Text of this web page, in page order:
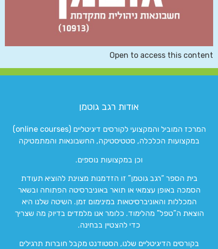
Open to access this content
אודות רגב גוטמן
המרכז המוביל והמקצועי לקורסים דיגיטליים (online courses)
במקצועות הכלכלה, סטטיסטיקה, החשבונאות והמתמטיקה
וכן במקצועות נוספים.
בית הספר “רגב גוטמן” זו הזדמנות מצוינת להוציא תעודת
הסמכה באופן עצמאי או תואר באוניברסיטה הפתוחה ובשאר
המכללות והאוניברסיטאות במינימום זמן. השיטה שלנו היא
הוצאת ה”טפל” מהלימוד. כלומר אנו מלמדים בדיוק מה שצריך
כדי להצטיין בבחינה.
בקורסים הדיגיטליים שלנו, הסטודנט מקבל חוברות תרגילים